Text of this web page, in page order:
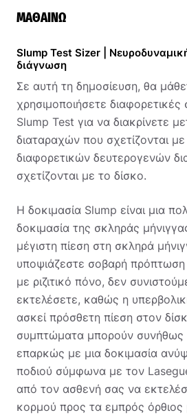
ΜΑΘΑΊΝΩ
Slump Test Sizer |
διάγνωση
Σε αυτή τη δημοσίευση, θα
χρησιμοποιήσετε
Slump Test για να διακρίνετε
διαταραχών που σχετίζονται
διαφορετικών δευτερογενών
σχετίζονται με το δίσκο.
Η δοκιμασία Slump είναι μια
δοκιμασία της σκληράς
μέγιστη πίεση στη σκληρά
υποψιάζεστε σοβαρή
με ριζιτικό πόνο, δεν
εκτελέσετε, καθώς η
ασκεί πρόσθετη πίεση στον
συμπτώματα μπορούν συνήθως
επαρκώς με μια δοκιμασία
ποδιού σύμφωνα με τον
από τον ασθενή σας να
κορμού προς τα εμπρός όρθιος